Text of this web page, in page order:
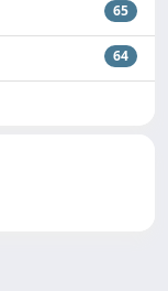
65
64